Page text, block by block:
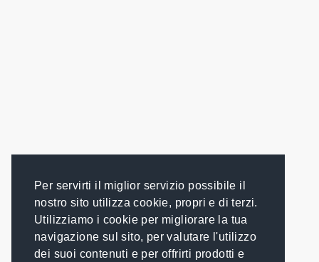
Per servirti il miglior servizio possibile il
nostro sito utilizza cookie, propri e di terzi.
Utilizziamo i cookie per migliorare la tua
navigazione sul sito, per valutare l'utilizzo
dei suoi contenuti e per offrirti prodotti e